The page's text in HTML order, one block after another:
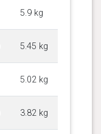
5.9 kg
5.45 kg
5.02 kg
3.82 kg